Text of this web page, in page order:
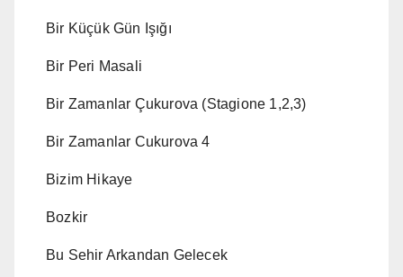
Bir Küçük Gün Işığı
Bir Peri Masali
Bir Zamanlar Çukurova (Stagione 1,2,3)
Bir Zamanlar Cukurova 4
Bizim Hikaye
Bozkir
Bu Sehir Arkandan Gelecek